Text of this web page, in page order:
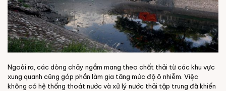
Ngoài ra, các dòng chảy ngầm mang theo chất thải từ các khu vực
xung quanh cũng góp phần làm gia tăng mức độ ô nhiễm. Việc
không có hệ thống thoát nước và xử lý nước thải tập trung đã khiến